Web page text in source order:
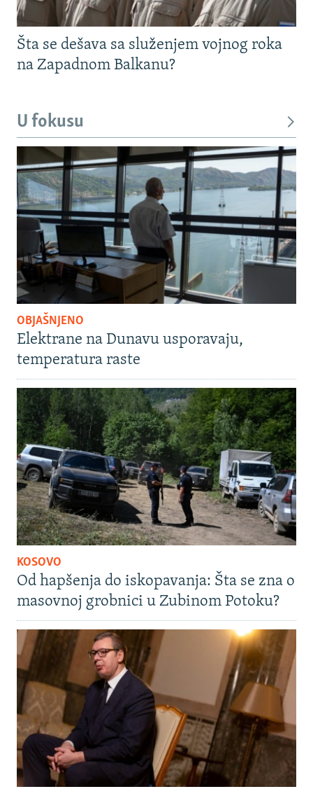
Šta se dešava sa služenjem vojnog roka
na Zapadnom Balkanu?
U fokusu
OBJAŠNJENO
Elektrane na Dunavu usporavaju,
temperatura raste
KOSOVO
Od hapšenja do iskopavanja: Šta se zna o
masovnoj grobnici u Zubinom Potoku?